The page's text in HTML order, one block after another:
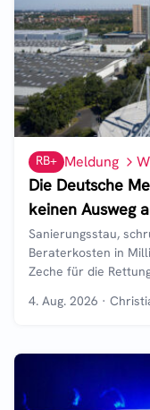
RB+ Meldung
Die Deutsche
keinen Ausweg
Sanierungsstau,
Beraterkosten in
Zeche für die
4. Aug. 2026 ·